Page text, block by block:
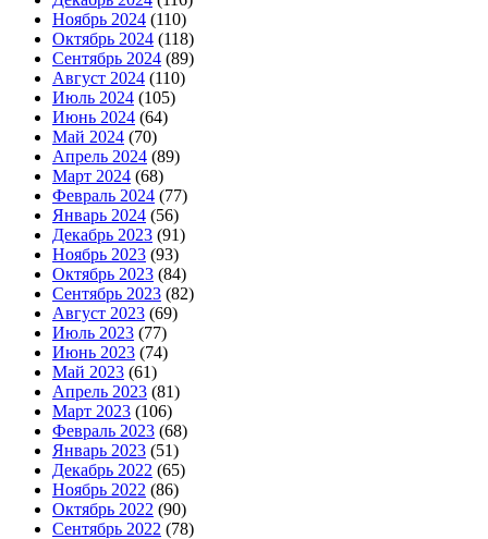
Ноябрь 2024 (110)
Октябрь 2024 (118)
Сентябрь 2024 (89)
Август 2024 (110)
Июль 2024 (105)
Июнь 2024 (64)
Май 2024 (70)
Апрель 2024 (89)
Март 2024 (68)
Февраль 2024 (77)
Январь 2024 (56)
Декабрь 2023 (91)
Ноябрь 2023 (93)
Октябрь 2023 (84)
Сентябрь 2023 (82)
Август 2023 (69)
Июль 2023 (77)
Июнь 2023 (74)
Май 2023 (61)
Апрель 2023 (81)
Март 2023 (106)
Февраль 2023 (68)
Январь 2023 (51)
Декабрь 2022 (65)
Ноябрь 2022 (86)
Октябрь 2022 (90)
Сентябрь 2022 (78)